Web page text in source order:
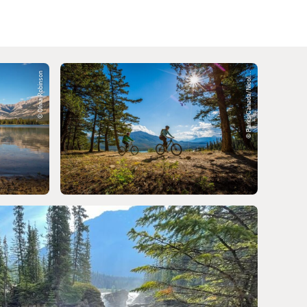
© Olivia Robinson © Parks Canada/Nicol...